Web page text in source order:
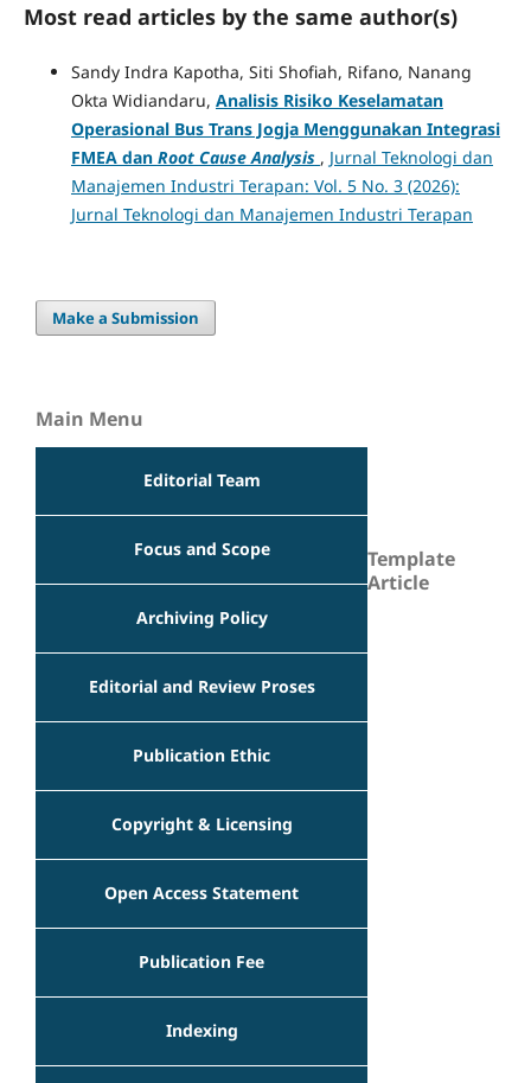
Most read articles by the same author(s)
Sandy Indra Kapotha, Siti Shofiah, Rifano, Nanang
Okta Widiandaru, Analisis Risiko Keselamatan
Operasional Bus Trans Jogja Menggunakan Integrasi
FMEA dan Root Cause Analysis , Jurnal Teknologi dan
Manajemen Industri Terapan: Vol. 5 No. 3 (2026):
Jurnal Teknologi dan Manajemen Industri Terapan
Make a Submission
Main Menu
Editorial Team
Focus and Scope
Archiving Policy
Editorial and Review Proses
Publication Ethic
Copyright & Licensing
Open Access Statement
Publication Fee
Indexing
Template
Article